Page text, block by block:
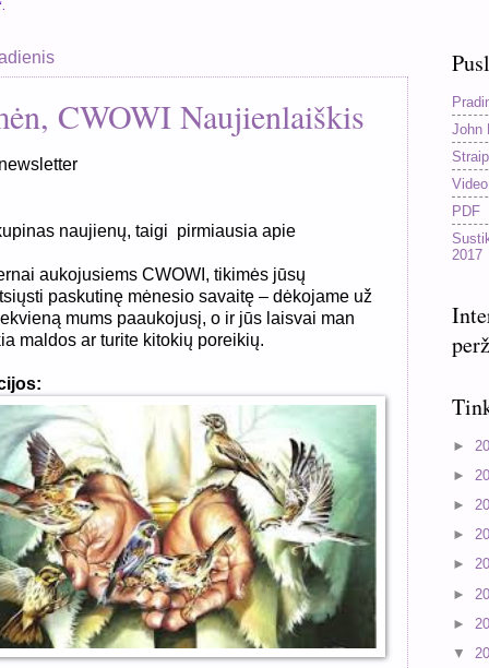
CWOWI Naujienlaiškis
naujienų, taigi pirmiausia apie
aukojusiems CWOWI, tikimės jūsų
paskutinę mėnesio savaitę – dėkojame už
mums paaukojusį, o ir jūs laisvai man
maldos ar turite kitokių poreikių.
John
Video
PDF
2017
►
►
►
►
►
►
►
▼